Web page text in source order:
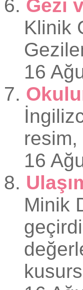
6. Gezi
Klinik
16
7.
16
8.
Minik